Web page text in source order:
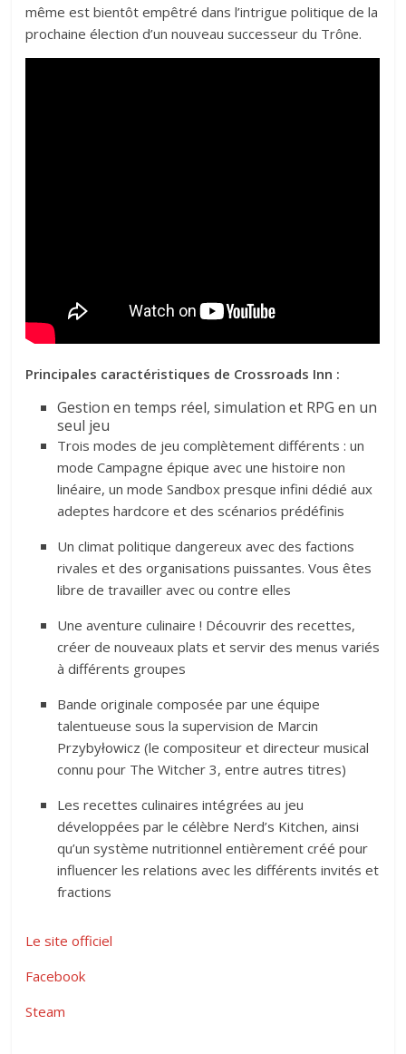
même est bientôt empêtré dans l’intrigue politique de la
prochaine élection d’un nouveau successeur du Trône.
Principales caractéristiques de Crossroads Inn :
Gestion en temps réel, simulation et RPG en un
seul jeu
Trois modes de jeu complètement différents : un
mode Campagne épique avec une histoire non
linéaire, un mode Sandbox presque infini dédié aux
adeptes hardcore et des scénarios prédéfinis
Un climat politique dangereux avec des factions
rivales et des organisations puissantes. Vous êtes
libre de travailler avec ou contre elles
Une aventure culinaire ! Découvrir des recettes,
créer de nouveaux plats et servir des menus variés
à différents groupes
Bande originale composée par une équipe
talentueuse sous la supervision de Marcin
Przybyłowicz (le compositeur et directeur musical
connu pour The Witcher 3, entre autres titres)
Les recettes culinaires intégrées au jeu
développées par le célèbre Nerd’s Kitchen, ainsi
qu’un système nutritionnel entièrement créé pour
influencer les relations avec les différents invités et
fractions
Le site officiel
Facebook
Steam